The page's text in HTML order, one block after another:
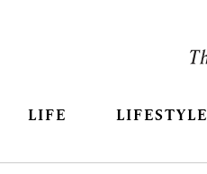
LIFE LIFESTYLE